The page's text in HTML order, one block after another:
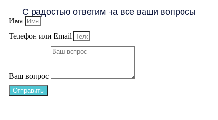
С радостью ответим на все ваши вопросы
Имя
Телефон или Email
Ваш вопрос
Отправить